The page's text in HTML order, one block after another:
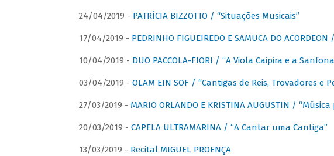
24/04/2019 - PATRÍCIA BIZZOTTO / “Situações Musicais”
17/04/2019 - PEDRINHO FIGUEIREDO E SAMUCA DO
10/04/2019 - DUO PACCOLA-FIORI / “A Viola Caipira e a
03/04/2019 - OLAM EIN SOF / “Cantigas de Reis, Trovadores e
27/03/2019 - MARIO ORLANDO E KRISTINA AUGUSTIN / “Música
20/03/2019 - CAPELA ULTRAMARINA / “A Cantar uma Cantiga”
13/03/2019 - Recital MIGUEL PROENÇA